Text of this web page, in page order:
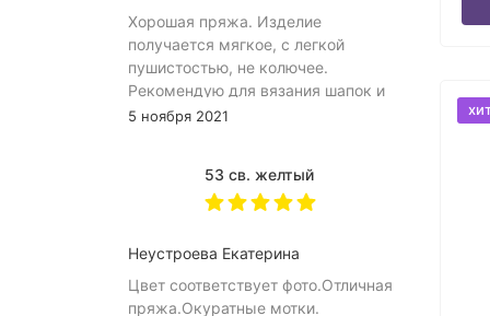
Хорошая пряжа. Изделие
получается мягкое, с легкой
пушистостью, не колючее.
Рекомендую для вязания шапок и
снудов.
5 ноября 2021
53 св. желтый
Неустроева Екатерина
Цвет соответствует фото.Отличная
пряжа.Окуратные мотки.